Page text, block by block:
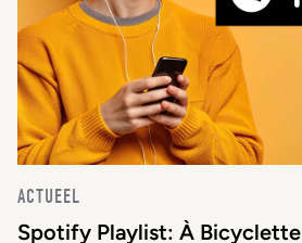
ACTUEEL
Spotify Playlist: À Bicyclette